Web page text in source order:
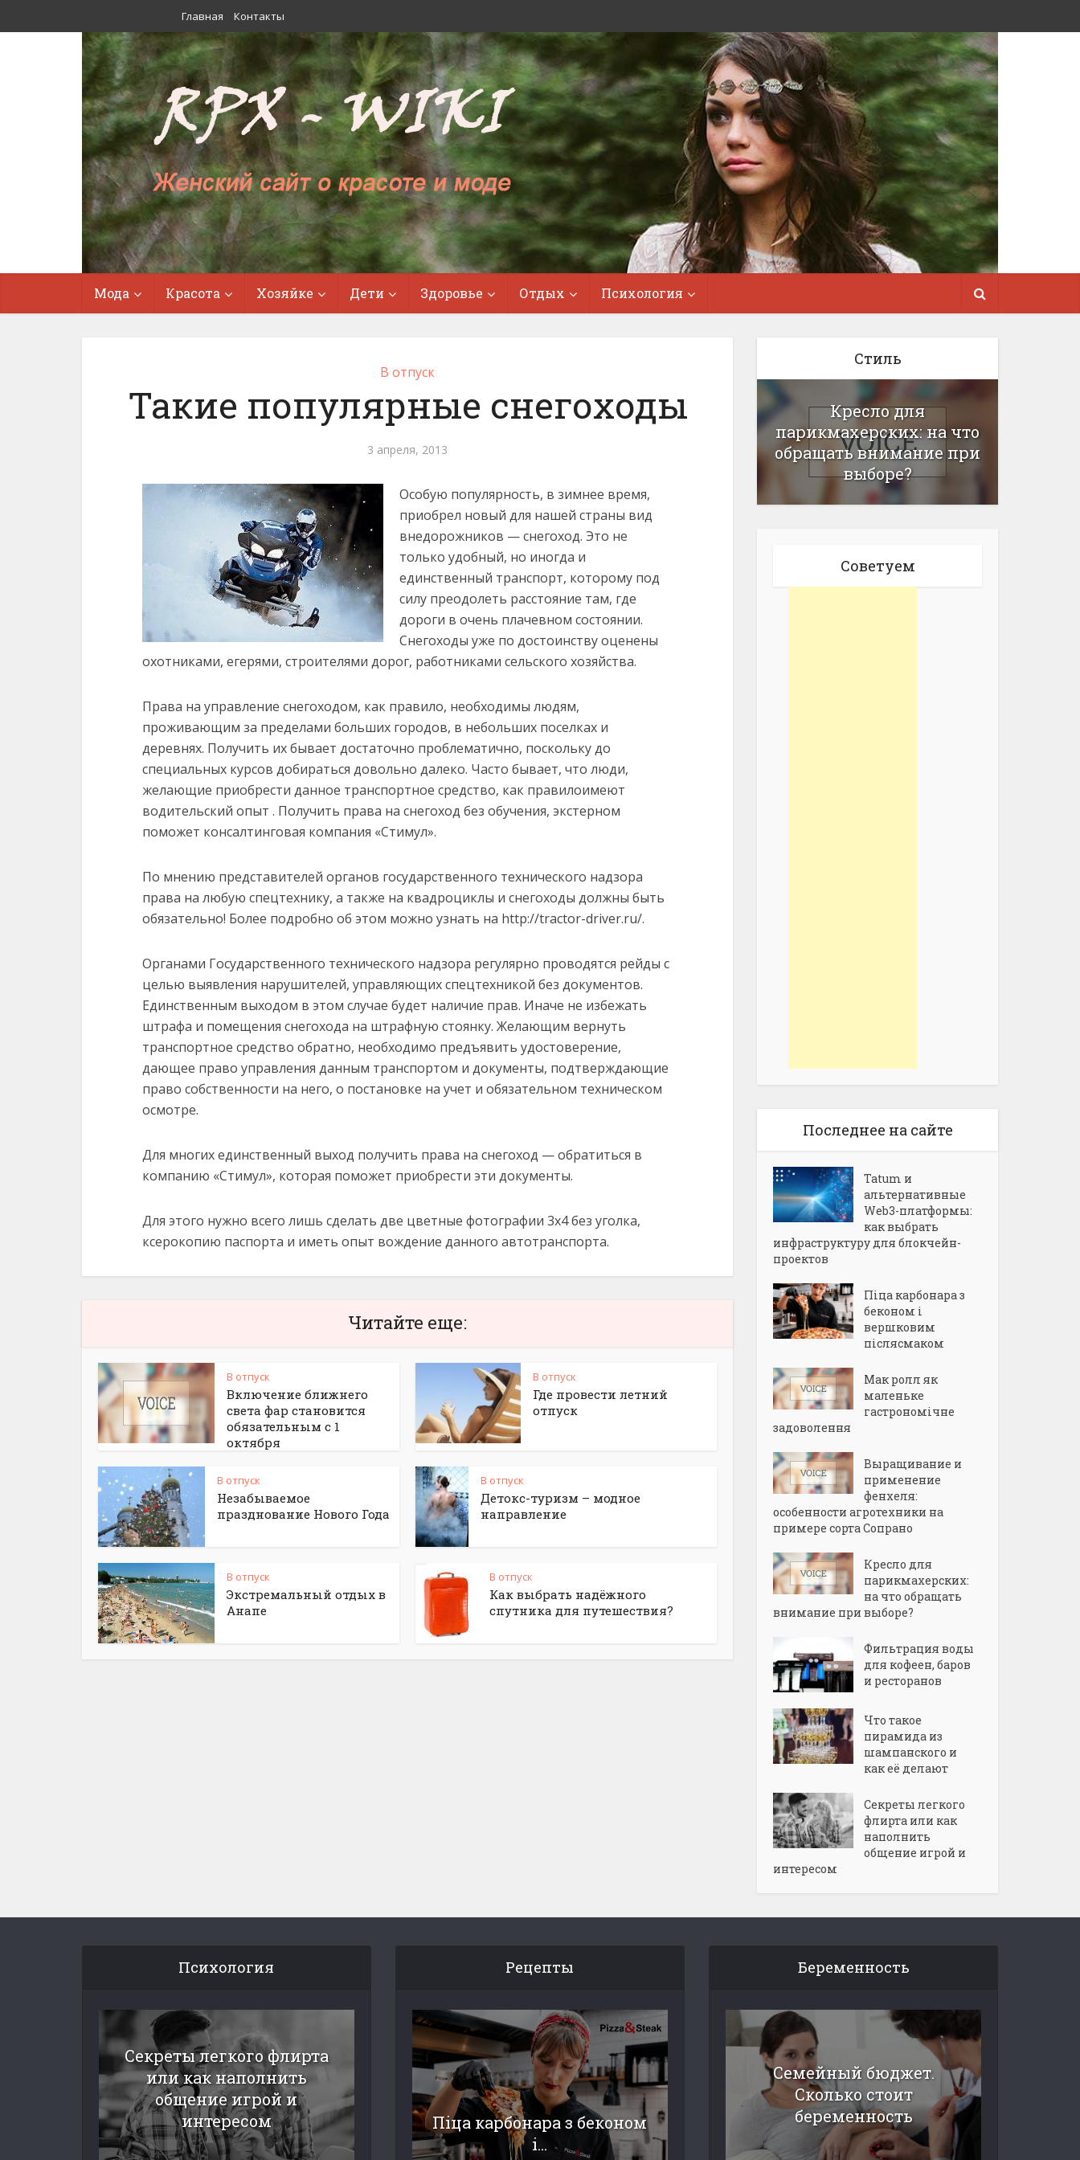
Главная Контакты
Мода Красота Хозяйке Дети Здоровье Отдых Психология
В отпуск
Такие популярные снегоходы
3 апреля, 2013
Особую популярность, в зимнее время,
приобрел новый для нашей страны вид
внедорожников — снегоход. Это не
только удобный, но иногда и
единственный транспорт, которому под
силу преодолеть расстояние там, где
дороги в очень плачевном состоянии.
Снегоходы уже по достоинству оценены
охотниками, егерями, строителями дорог, работниками сельского хозяйства.
Права на управление снегоходом, как правило, необходимы людям,
проживающим за пределами больших городов, в небольших поселках и
деревнях. Получить их бывает достаточно проблематично, поскольку до
специальных курсов добираться довольно далеко. Часто бывает, что люди,
желающие приобрести данное транспортное средство, как правилоимеют
водительский опыт . Получить права на снегоход без обучения, экстерном
поможет консалтинговая компания «Стимул».
По мнению представителей органов государственного технического надзора
права на любую спецтехнику, а также на квадроциклы и снегоходы должны быть
обязательно! Более подробно об этом можно узнать на http://tractor-driver.ru/.
Органами Государственного технического надзора регулярно проводятся рейды с
целью выявления нарушителей, управляющих спецтехникой без документов.
Единственным выходом в этом случае будет наличие прав. Иначе не избежать
штрафа и помещения снегохода на штрафную стоянку. Желающим вернуть
транспортное средство обратно, необходимо предъявить удостоверение,
дающее право управления данным транспортом и документы, подтверждающие
право собственности на него, о постановке на учет и обязательном техническом
осмотре.
Для многих единственный выход получить права на снегоход — обратиться в
компанию «Стимул», которая поможет приобрести эти документы.
Для этого нужно всего лишь сделать две цветные фотографии 3х4 без уголка,
ксерокопию паспорта и иметь опыт вождение данного автотранспорта.
Читайте еще:
В отпуск
Включение ближнего
света фар становится
обязательным с 1
октября
В отпуск
Где провести летний
отпуск
В отпуск
Незабываемое
празднование Нового Года
В отпуск
Детокс-туризм – модное
направление
В отпуск
Экстремальный отдых в
Анапе
В отпуск
Как выбрать надёжного
спутника для путешествия?
Стиль
Кресло для
парикмахерских: на что
обращать внимание при
выборе?
Советуем
Последнее на сайте
Tatum и
альтернативные
Web3-платформы:
как выбрать
инфраструктуру для блокчейн-
проектов
Піца карбонара з
беконом і
вершковим
післясмаком
Мак ролл як
маленьке
гастрономічне
задоволення
Выращивание и
применение
фенхеля:
особенности агротехники на
примере сорта Сопрано
Кресло для
парикмахерских:
на что обращать
внимание при выборе?
Фильтрация воды
для кофеен, баров
и ресторанов
Что такое
пирамида из
шампанского и
как её делают
Секреты легкого
флирта или как
наполнить
общение игрой и
интересом
Психология
Секреты легкого флирта
или как наполнить
общение игрой и
интересом
Рецепты
Піца карбонара з беконом
і...
Беременность
Семейный бюджет.
Сколько стоит
беременность